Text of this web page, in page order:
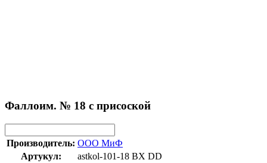
Фаллоим. № 18 с присоской
Производитель: ООО МиФ
Артукул:
astkol-101-18 BX DD